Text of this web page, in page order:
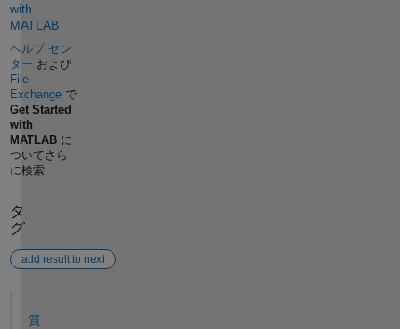
with
MATLAB
ヘルプ セン
ター および
File
Exchangeで
Get Started
with
MATLABに
ついてさら
に検索
タ
グ
add result to next
質